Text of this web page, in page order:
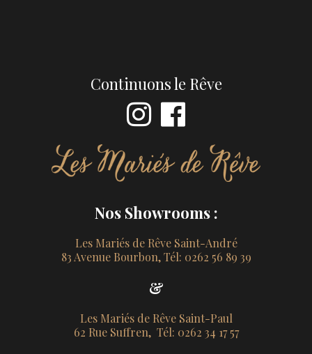
Continuons le Rêve
Nos Showrooms :
Les Mariés de Rêve Saint-André
83 Avenue Bourbon, Tél: 0262 56 89 39
&
Les Mariés de Rêve Saint-Paul
62 Rue Suffren, Tél: 0262 34 17 57